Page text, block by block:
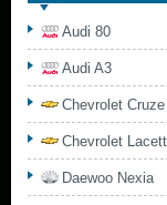
Audi 80
Audi A3
Chevrolet Cruze
Chevrolet
Daewoo Nexia